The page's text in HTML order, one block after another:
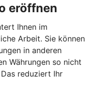
eröffnen
Ihnen im
Arbeit. Sie können
in anderen
Währungen so nicht
reduziert Ihr